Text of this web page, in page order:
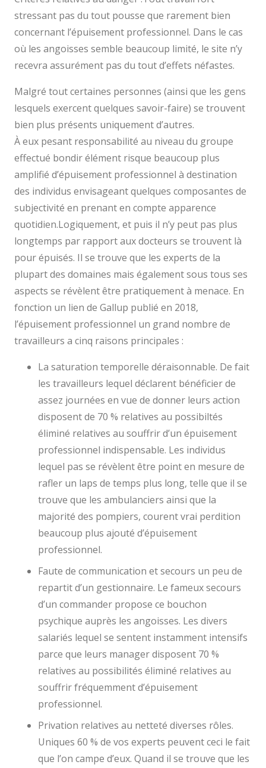
stressant pas du tout pousse que rarement bien
concernant l’épuisement professionnel. Dans le cas
où les angoisses semble beaucoup limité, le site n’y
recevra assurément pas du tout d’effets néfastes.
Malgré tout certaines personnes (ainsi que les gens
lesquels exercent quelques savoir-faire) se trouvent
bien plus présents uniquement d’autres.
À eux pesant responsabilité au niveau du groupe
effectué bondir élément risque beaucoup plus
amplifié d’épuisement professionnel à destination
des individus envisageant quelques composantes de
subjectivité en prenant en compte apparence
quotidien.Logiquement, et puis il n’y peut pas plus
longtemps par rapport aux docteurs se trouvent là
pour épuisés. Il se trouve que les experts de la
plupart des domaines mais également sous tous ses
aspects se révèlent être pratiquement à menace. En
fonction un lien de Gallup publié en 2018,
l’épuisement professionnel un grand nombre de
travailleurs a cinq raisons principales :
La saturation temporelle déraisonnable. De fait
les travailleurs lequel déclarent bénéficier de
assez journées en vue de donner leurs action
disposent de 70 % relatives au possibiltés
éliminé relatives au souffrir d’un épuisement
professionnel indispensable. Les individus
lequel pas se révèlent être point en mesure de
rafler un laps de temps plus long, telle que il se
trouve que les ambulanciers ainsi que la
majorité des pompiers, courent vrai perdition
beaucoup plus ajouté d’épuisement
professionnel.
Faute de communication et secours un peu de
repartit d’un gestionnaire. Le fameux secours
d’un commander propose ce bouchon
psychique auprès les angoisses. Les divers
salariés lequel se sentent instamment intensifs
parce que leurs manager disposent 70 %
relatives au possibilités éliminé relatives au
souffrir fréquemment d’épuisement
professionnel.
Privation relatives au netteté diverses rôles.
Uniques 60 % de vos experts peuvent ceci le fait
que l’on campe d’eux. Quand il se trouve que les